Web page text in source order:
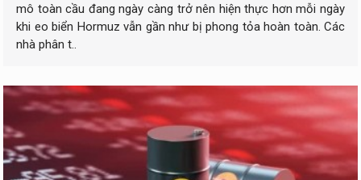
mô toàn cầu đang ngày càng trở nên hiện thực hơn mỗi ngày
khi eo biển Hormuz vẫn gần như bị phong tỏa hoàn toàn. Các
nhà phân t..